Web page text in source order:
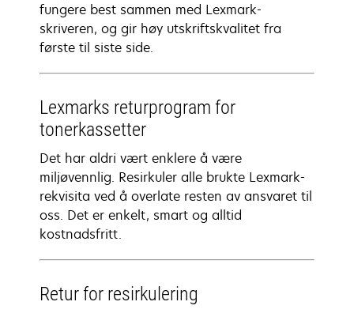
fungere best sammen med Lexmark-
skriveren, og gir høy utskriftskvalitet fra
første til siste side.
Lexmarks returprogram for
tonerkassetter
Det har aldri vært enklere å være
miljøvennlig. Resirkuler alle brukte Lexmark-
rekvisita ved å overlate resten av ansvaret til
oss. Det er enkelt, smart og alltid
kostnadsfritt.
Retur for resirkulering